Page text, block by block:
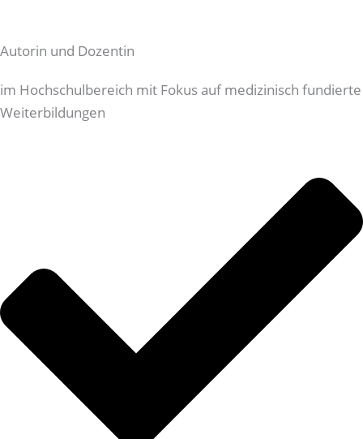
Autorin und Dozentin
im Hochschulbereich mit Fokus auf medizinisch fundierte
Weiterbildungen